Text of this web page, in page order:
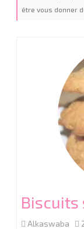
être vous donner
Biscuits
Alkaswaba